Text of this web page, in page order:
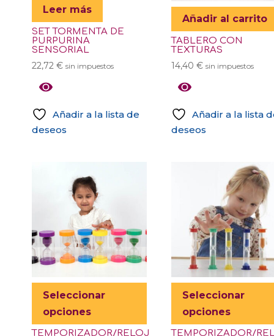
Leer más
SET TORMENTA DE
PURPURINA
SENSORIAL
22,72 € sin impuestos
Añadir a la lista de
deseos
Añadir al carrito
TABLERO CON
TEXTURAS
14,40 € sin impuestos
Añadir a la lista
deseos
Seleccionar
opciones
TEMPORIZADOR/RELOJ
Seleccionar
opciones
TEMPORIZADOR/